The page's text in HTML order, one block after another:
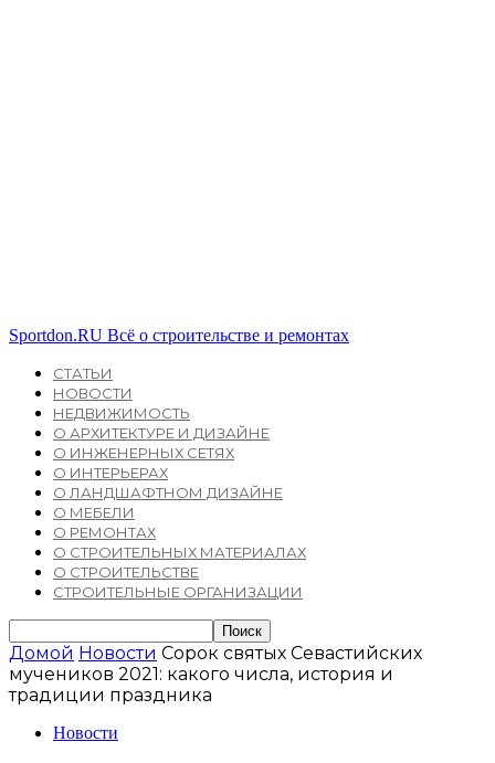
Sportdon.RU Всё о строительстве и ремонтах
СТАТЬИ
НОВОСТИ
НЕДВИЖИМОСТЬ
О АРХИТЕКТУРЕ И ДИЗАЙНЕ
О ИНЖЕНЕРНЫХ СЕТЯХ
О ИНТЕРЬЕРАХ
О ЛАНДШАФТНОМ ДИЗАЙНЕ
О МЕБЕЛИ
О РЕМОНТАХ
О СТРОИТЕЛЬНЫХ МАТЕРИАЛАХ
О СТРОИТЕЛЬСТВЕ
СТРОИТЕЛЬНЫЕ ОРГАНИЗАЦИИ
Домой Новости Сорок святых Севастийских
мучеников 2021: какого числа, история и
традиции праздника
Новости